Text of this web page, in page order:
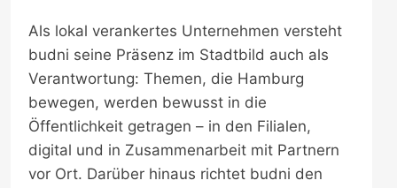
Als lokal verankertes Unternehmen versteht
budni seine Präsenz im Stadtbild auch als
Verantwortung: Themen, die Hamburg
bewegen, werden bewusst in die
Öffentlichkeit getragen – in den Filialen,
digital und in Zusammenarbeit mit Partnern
vor Ort. Darüber hinaus richtet budni den